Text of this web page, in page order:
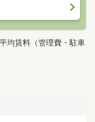
均賃料（管理費・駐車